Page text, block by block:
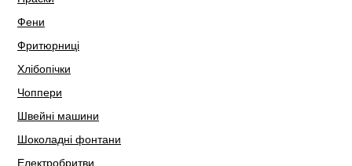
Фени
Фритюрниці
Хлібопічки
Чоппери
Швейні машини
Шоколадні фонтани
Електробритви